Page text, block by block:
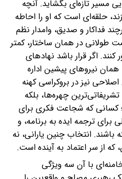
مسیر تازه‌ای بگشاید. آنچه
حلقه‌ای است که او را احاطه
فداکار و صدیق، وامدار نظم
طولانی در همان ساختار، کمتر
کنند. اگر قرار باشد نهادهای
نیروهای پیشین اداره
نیز در بروکراسی کهنه
چهره‌ها، بلکه
کسانی که شجاعت فکری برای
برای ترجمه ایده به برنامه، و
باشند. انتخاب چنین یارانی، نه
که از سر اعتماد به آینده است.
با آن سه ویژگی